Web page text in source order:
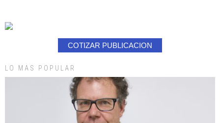
COTIZAR PUBLICACION
LO MAS POPULAR